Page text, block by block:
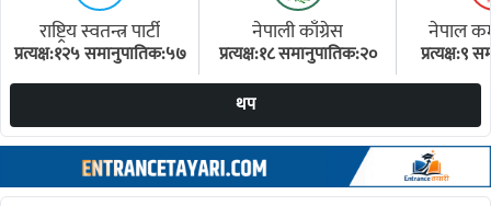
राष्ट्रिय स्वतन्त्र पार्टी
प्रत्यक्ष:१२५ समानुपातिक:५७
नेपाली काँग्रेस
प्रत्यक्ष:१८ समानुपातिक:२०
नेपाल
प्रत्यक्ष:९
थप